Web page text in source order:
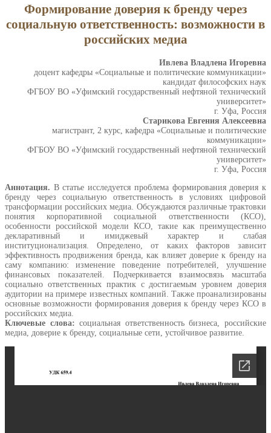
Формирование доверия к бренду через
социальную ответственность: возможности в
российских медиа
Ивлева Владлена Игоревна
доцент кафедры «Социальные и политические коммуникации»
кандидат философских наук
ФГБОУ ВО «Уфимский государственный нефтяной технический
университет»
г. Уфа, Россия
Старикова Евгения Алексеевна
магистрант, 2 курс, кафедра «Социальные и политические
коммуникации»
ФГБОУ ВО «Уфимский государственный нефтяной технический
университет»
г. Уфа, Россия
Аннотация. В статье исследуется проблема формирования доверия к
бренду через социальную ответственность в условиях цифровой
трансформации российских медиа. Обсуждаются различные трактовки
понятия корпоративной социальной ответственности (КСО),
особенности российской модели КСО, такие как преимущественно
декларативный и имиджевый характер и слабая
институционализация. Определено, от каких факторов зависит
эффективность продвижения бренда, как влияет доверие к бренду на
саму компанию: изменение поведение потребителей, улучшение
финансовых показателей. Подчеркивается взаимосвязь масштаба
социально ответственных практик с достигаемым уровнем доверия
аудитории на примере известных компаний. Также проанализированы
основные возможности формирования доверия к бренду через КСО в
российских медиа.
Ключевые слова: социальная ответственность бизнеса, российские
медиа, доверие к бренду, социальные сети, устойчивое развитие.